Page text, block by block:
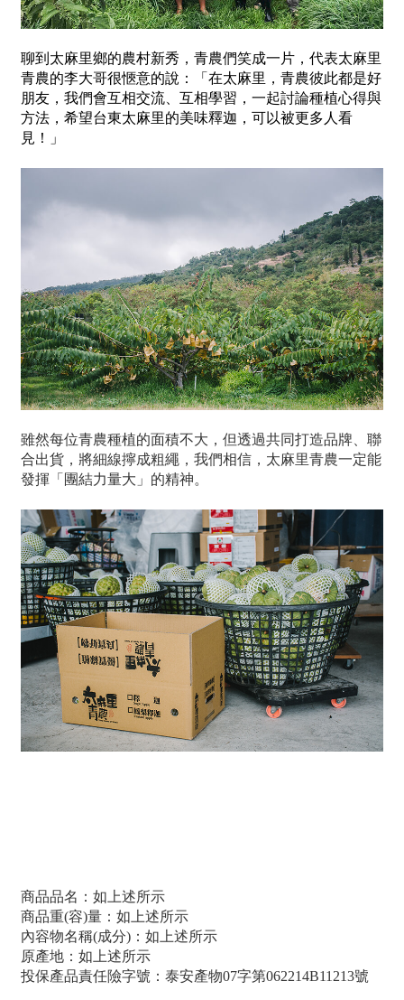
聊到太麻里鄉的農村新秀，青農們笑成一片，代表太麻里
青農的李大哥很愜意的說：「在太麻里，青農彼此都是好
朋友，我們會互相交流、互相學習，一起討論種植心得與
方法，希望台東太麻里的美味釋迦，可以被更多人看
見！」
雖然每位青農種植的面積不大，但透過共同打造品牌、聯
合出貨，將細線擰成粗繩，我們相信，太麻里青農一定能
發揮「團結力量大」的精神。
商品品名：如上述所示
商品重(容)量：如上述所示
內容物名稱(成分)：如上述所示
原產地：如上述所示
投保產品責任險字號：泰安產物07字第062214B11213號